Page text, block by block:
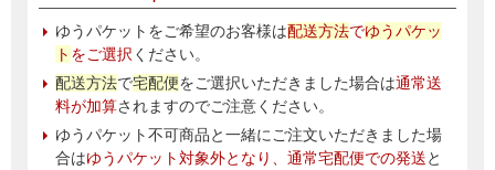
ゆうパケットをご希望のお客様は配送方法でゆうパケッ
ト をご選択 ください。
配送方法で宅配便をご選択いただきました場合は通常送
料が加算されますのでご注意ください。
ゆうパケット不可商品と一緒にご注文いただきました場
合はゆうパケット対象外となり、通常宅配便での発送と